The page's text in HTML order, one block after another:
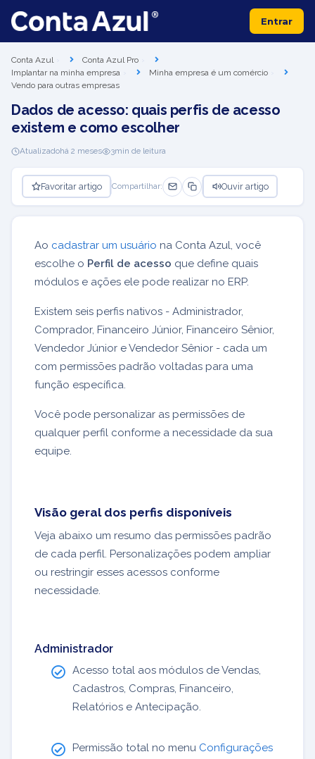
Entrar
Conta Azul
Conta Azul Pro
Implantar na minha empresa
Minha empresa é um comércio
Vendo para outras empresas
Dados de acesso: quais perfis de acesso
existem e como escolher
Atualizadohá 2 meses 3min de leitura
Favoritar artigo Compartilhar: Ouvir artigo
Ao cadastrar um usuário na Conta Azul, você
escolhe o Perfil de acesso que define quais
módulos e ações ele pode realizar no ERP.
Existem seis perfis nativos - Administrador,
Comprador, Financeiro Júnior, Financeiro Sênior,
Vendedor Júnior e Vendedor Sênior - cada um
com permissões padrão voltadas para uma
função específica.
Você pode personalizar as permissões de
qualquer perfil conforme a necessidade da sua
equipe.
Visão geral dos perfis disponíveis
Veja abaixo um resumo das permissões padrão
de cada perfil. Personalizações podem ampliar
ou restringir esses acessos conforme
necessidade.
Administrador
Acesso total aos módulos de Vendas,
Cadastros, Compras, Financeiro,
Relatórios e Antecipação.
Permissão total no menu Configurações